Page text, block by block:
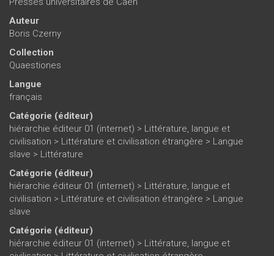
Auteur
Boris Czerny
Collection
Quaestiones
Langue
français
Catégorie (éditeur)
hiérarchie éditeur 01 (internet) > Littérature, langue et
civilisation > Littérature et civilisation étrangère > Langue
slave > Littérature
Catégorie (éditeur)
hiérarchie éditeur 01 (internet) > Littérature, langue et
civilisation > Littérature et civilisation étrangère > Langue
slave
Catégorie (éditeur)
hiérarchie éditeur 01 (internet) > Littérature, langue et